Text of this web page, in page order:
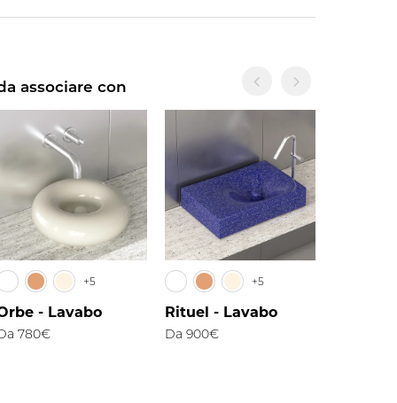
associare con
+5
- Lavabo
780€
+5
Rituel - Lavabo
Da 900€